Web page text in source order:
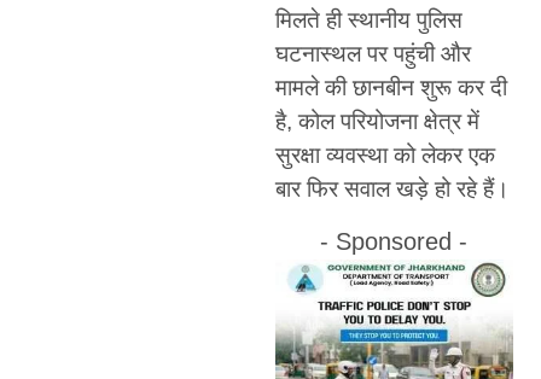
मिलते ही स्थानीय पुलिस
घटनास्थल पर पहुंची और
मामले की छानबीन शुरू कर दी
है, कोल परियोजना क्षेत्र में
सुरक्षा व्यवस्था को लेकर एक
बार फिर सवाल खड़े हो रहे हैं।
- Sponsored -